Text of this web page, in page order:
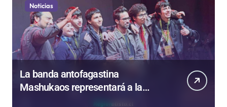
Noticias
La banda antofagastina
Mashukaos representará a la